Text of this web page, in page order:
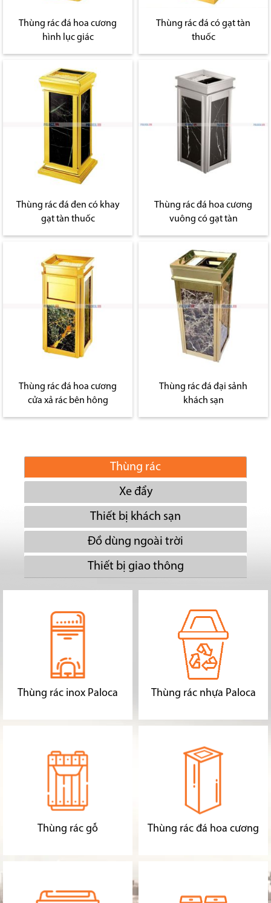
Thùng rác đá hoa cương
hình lục giác
Thùng rác đá có gạt tàn
thuốc
Thùng rác đá đen có khay
gạt tàn thuốc
Thùng rác đá hoa cương
vuông có gạt tàn
Thùng rác đá hoa cương
cửa xả rác bên hông
Thùng rác đá đại sảnh
khách sạn
Thùng rác
Xe đẩy
Thiết bị khách sạn
Đồ dùng ngoài trời
Thiết bị giao thông
Thùng rác inox Paloca Thùng rác nhựa Paloca
Thùng rác gỗ Thùng rác đá hoa cương